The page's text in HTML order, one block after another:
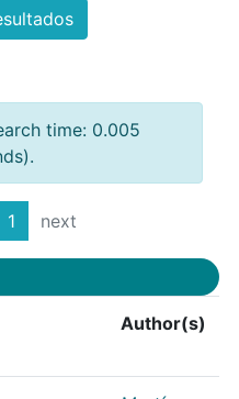
time: 0.005
1 next
Author(s)